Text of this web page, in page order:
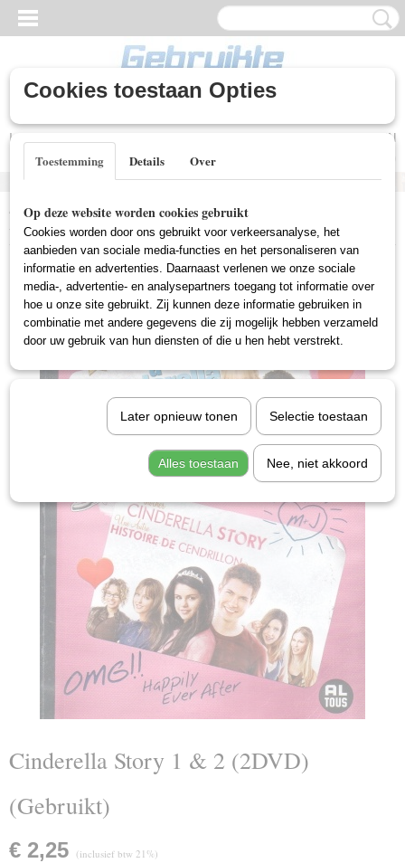
Inloggen
UW WINKELWAGEN
Home >Gebruikte DVD's>Comedy DVD Gebruikt
Story 1 & 2 (2DVD)(Gebruikt)
Cinderella Story 1 & 2 (2DVD)
(Gebruikt)
€ 2,25 (inclusief btw 21%)
Cookies toestaan Opties
Toestemming Details Over
Op deze website worden cookies gebruikt
Cookies worden door ons gebruikt voor verkeersanalyse, het
aanbieden van sociale media-functies en het personaliseren van
informatie en advertenties. Daarnaast verlenen we onze sociale
media-, advertentie- en analysepartners toegang tot informatie over
hoe u onze site gebruikt. Zij kunnen deze informatie gebruiken in
combinatie met andere gegevens die zij mogelijk hebben verzameld
door uw gebruik van hun diensten of die u hen hebt verstrekt.
Later opnieuw tonen Selectie toestaan
Alles toestaan Nee, niet akkoord